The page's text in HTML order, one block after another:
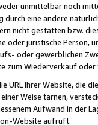
unmittelbar noch
durch eine andere
nicht gestatten bzw.
oder juristische Person,
oder gewerblichen
zum Wiederverkauf
URL Ihrer Website, die
Weise tarnen,
Aufwand in der
Website aufruft.